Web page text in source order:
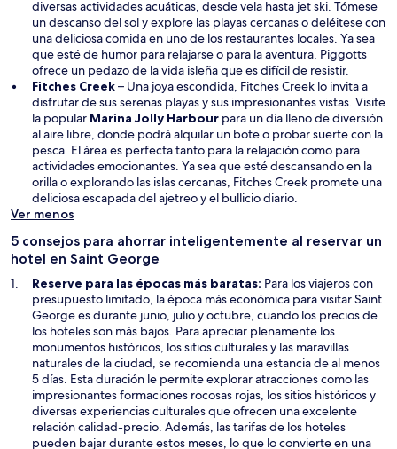
r
á
e
n
u
n
a
n
u
e
v
a
v
t
a
a
b
r
i
á
e
n
u
n
a
n
a
n
diversas actividades acuáticas, desde vela hasta jet ski. Tómese
un descanso del sol y explore las playas cercanas o deléitese con
una deliciosa comida en uno de los restaurantes locales. Ya sea
que esté de humor para relajarse o para la aventura, Piggotts
ofrece un pedazo de la vida isleña que es difícil de resistir.
Fitches Creek– Una joya escondida, Fitches Creek lo invita a
disfrutar de sus serenas playas y sus impresionantes vistas. Visite
la popular Marina Jolly HarbourS
e
a
b
r
i
e
n
a
a
e
para un día lleno de diversión
al aire libre, donde podrá alquilar un bote o probar suerte con la
pesca. El área es perfecta tanto para la relajación como para
actividades emocionantes. Ya sea que esté descansando en la
orilla o explorando las islas cercanas, Fitches Creek promete una
deliciosa escapada del ajetreo y el bullicio diario.
Ver menos
5 consejos para ahorrar inteligentemente al reservar un
hotel en Saint George
Reserve para las épocas más baratas: Para los viajeros con
presupuesto limitado, la época más económica para visitar Saint
George es durante junio, julio y octubre, cuando los precios de
los hoteles son más bajos. Para apreciar plenamente los
monumentos históricos, los sitios culturales y las maravillas
naturales de la ciudad, se recomienda una estancia de al menos
5 días. Esta duración le permite explorar atracciones como las
impresionantes formaciones rocosas rojas, los sitios históricos y
diversas experiencias culturales que ofrecen una excelente
relación calidad-precio. Además, las tarifas de los hoteles
pueden bajar durante estos meses, lo que lo convierte en una